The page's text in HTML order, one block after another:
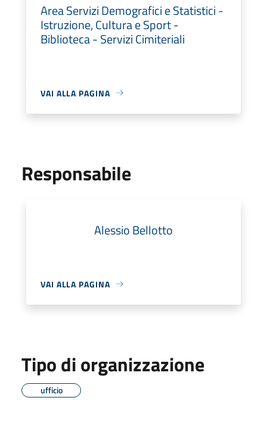
Area Servizi Demografici e Statistici -
Istruzione, Cultura e Sport -
Biblioteca - Servizi Cimiteriali
VAI ALLA PAGINA
Responsabile
Alessio Bellotto
VAI ALLA PAGINA
Tipo di organizzazione
ufficio